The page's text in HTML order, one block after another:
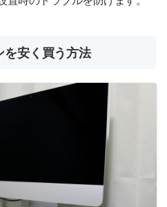
を安く買う方法